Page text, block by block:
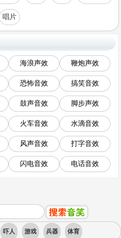
唱片
海浪声效 鞭炮声效
恐怖音效 搞笑音效
鼓声音效 脚步声效
火车音效 水滴音效
风声音效 打字音效
闪电音效 电话音效
吓人 游戏 兵器 体育